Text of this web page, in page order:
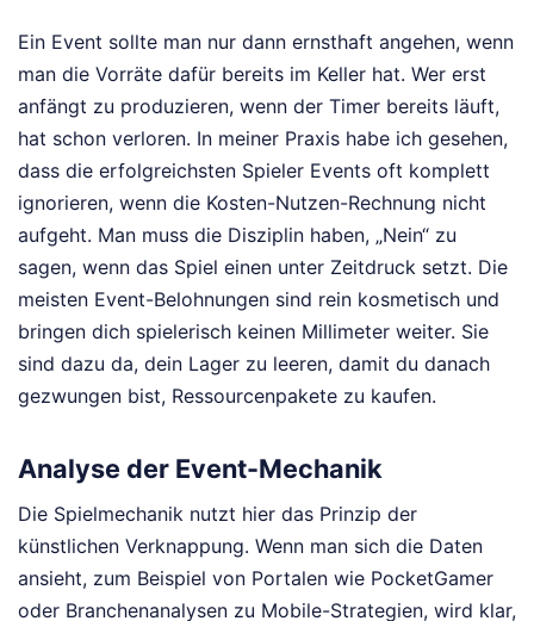
Ein Event sollte man nur dann ernsthaft angehen, wenn
man die Vorräte dafür bereits im Keller hat. Wer erst
anfängt zu produzieren, wenn der Timer bereits läuft,
hat schon verloren. In meiner Praxis habe ich gesehen,
dass die erfolgreichsten Spieler Events oft komplett
ignorieren, wenn die Kosten-Nutzen-Rechnung nicht
aufgeht. Man muss die Disziplin haben, „Nein“ zu
sagen, wenn das Spiel einen unter Zeitdruck setzt. Die
meisten Event-Belohnungen sind rein kosmetisch und
bringen dich spielerisch keinen Millimeter weiter. Sie
sind dazu da, dein Lager zu leeren, damit du danach
gezwungen bist, Ressourcenpakete zu kaufen.
Analyse der Event-Mechanik
Die Spielmechanik nutzt hier das Prinzip der
künstlichen Verknappung. Wenn man sich die Daten
ansieht, zum Beispiel von Portalen wie PocketGamer
oder Branchenanalysen zu Mobile-Strategien, wird klar,